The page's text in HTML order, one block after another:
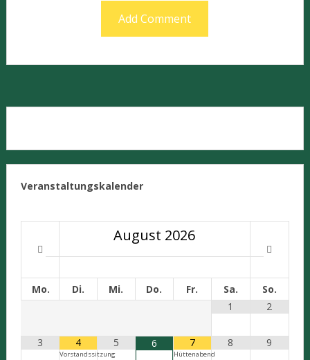
Veranstaltungskalender
August 2026
Mo. Di. Mi. Do. Fr. Sa.
So.
1
2
3 4
Vorstandssitzung
5 6 7
Hüttenabend
8 9